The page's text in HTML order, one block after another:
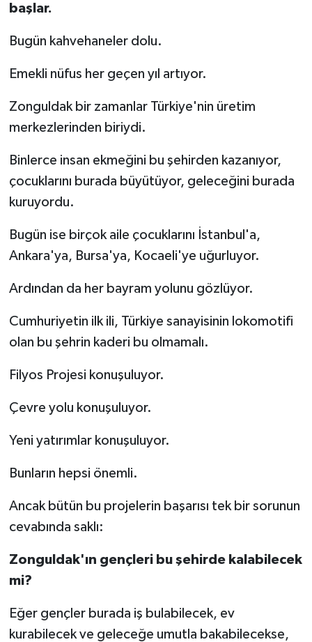
başlar.
Bugün kahvehaneler dolu.
Emekli nüfus her geçen yıl artıyor.
Zonguldak bir zamanlar Türkiye'nin üretim
merkezlerinden biriydi.
Binlerce insan ekmeğini bu şehirden kazanıyor,
çocuklarını burada büyütüyor, geleceğini burada
kuruyordu.
Bugün ise birçok aile çocuklarını İstanbul'a,
Ankara'ya, Bursa'ya, Kocaeli'ye uğurluyor.
Ardından da her bayram yolunu gözlüyor.
Cumhuriyetin ilk ili, Türkiye sanayisinin lokomotifi
olan bu şehrin kaderi bu olmamalı.
Filyos Projesi konuşuluyor.
Çevre yolu konuşuluyor.
Yeni yatırımlar konuşuluyor.
Bunların hepsi önemli.
Ancak bütün bu projelerin başarısı tek bir sorunun
cevabında saklı:
Zonguldak'ın gençleri bu şehirde kalabilecek
mi?
Eğer gençler burada iş bulabilecek, ev
kurabilecek ve geleceğe umutla bakabilecekse,